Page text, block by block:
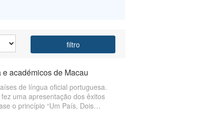
filtro
académicos de Macau
de língua oficial portuguesa.
uma apresentação dos êxitos
o princípio “Um País, Dois